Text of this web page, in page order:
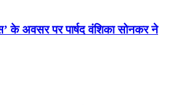
के अवसर पर पार्षद वंशिका सोनकर ने